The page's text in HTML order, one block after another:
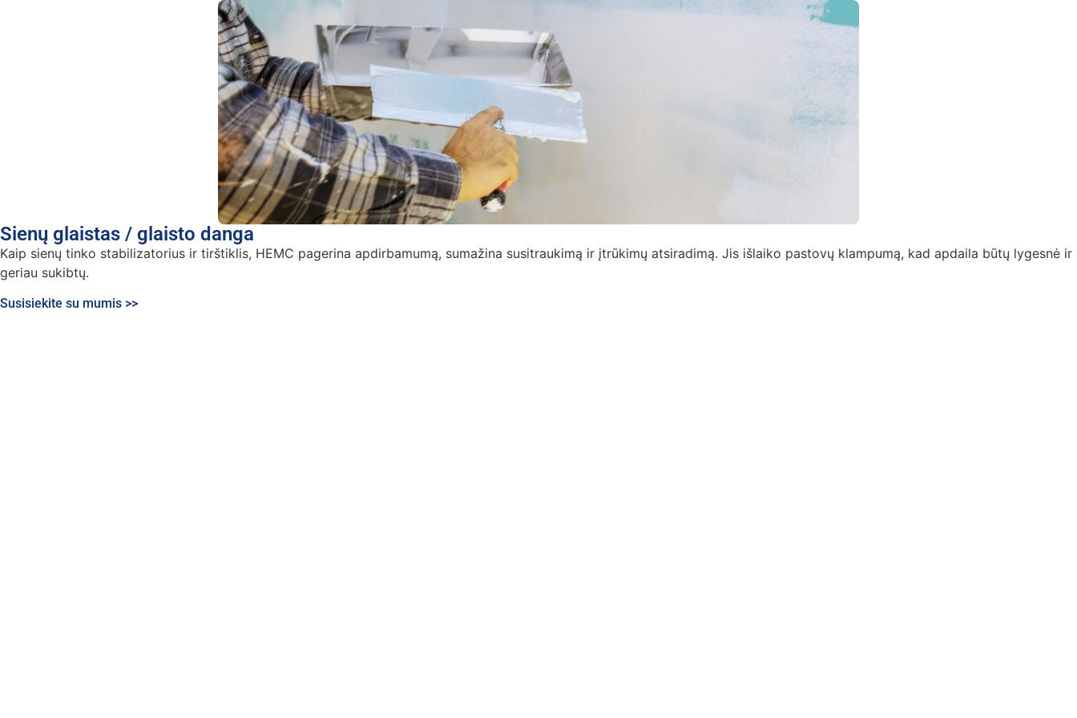
Sienų glaistas / glaisto danga
Kaip sienų tinko stabilizatorius ir tirštiklis, HEMC pagerina apdirbamumą, sumažina susitraukimą ir įtrūkimų atsiradimą. Jis išlaiko pastovų klampumą, kad apdaila būtų lygesnė ir
geriau sukibtų.
Susisiekite su mumis >>